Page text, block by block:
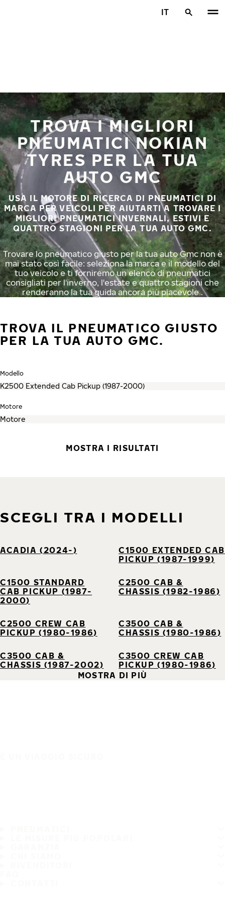
IT
TROVA I MIGLIORI
PNEUMATICI NOKIAN
TYRES PER LA TUA
AUTO GMC
USA IL MOTORE DI RICERCA DI PNEUMATICI DI
MARCA PER VEICOLI PER AIUTARTI A TROVARE I
MIGLIORI PNEUMATICI INVERNALI, ESTIVI E
QUATTRO STAGIONI PER LA TUA AUTO GMC.
Trovare lo pneumatico giusto per la tua auto Gmc non è
mai stato così facile: seleziona la marca e il modello del
tuo veicolo e ti forniremo un elenco di pneumatici
consigliati per l'inverno, l'estate e quattro stagioni che
renderanno la tua guida ancora più piacevole .
TROVA IL PNEUMATICO GIUSTO
PER LA TUA AUTO GMC.
Modello
Motore
MOSTRA I RISULTATI
SCEGLI TRA I MODELLI
ACADIA (2024-)
C1500 EXTENDED CAB
PICKUP (1987-1999)
C1500 STANDARD
CAB PICKUP (1987-
2000)
C2500 CAB &
CHASSIS (1982-1986)
C2500 CREW CAB
PICKUP (1980-1986)
C3500 CAB &
CHASSIS (1980-1986)
C3500 CAB &
CHASSIS (1987-2002)
C3500 CREW CAB
PICKUP (1980-1986)
MOSTRA DI PIÙ